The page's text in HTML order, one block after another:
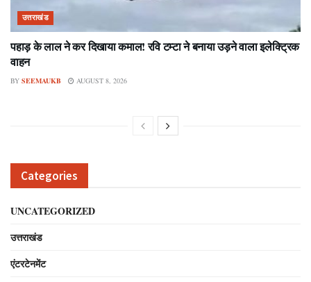
उत्तराखंड
पहाड़ के लाल ने कर दिखाया कमाल! रवि टम्टा ने बनाया उड़ने वाला इलेक्ट्रिक
वाहन
BY SEEMAUKB AUGUST 8, 2026
Categories
UNCATEGORIZED
उत्तराखंड
एंटरटेनमेंट